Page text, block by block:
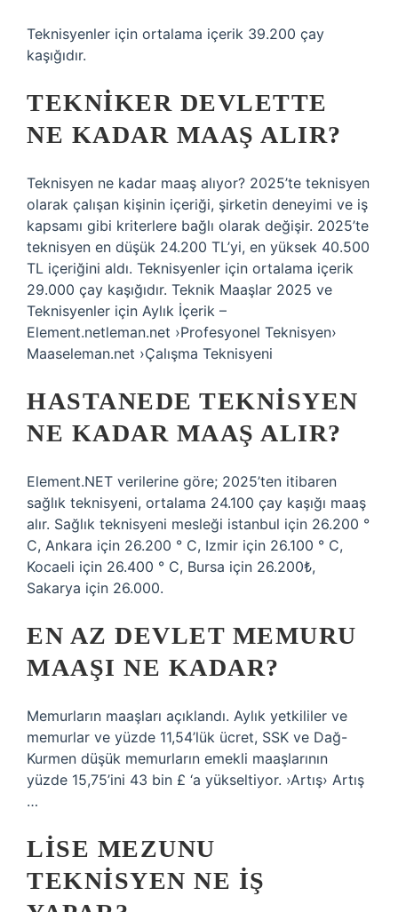
Teknisyenler için ortalama içerik 39.200 çay
kaşığıdır.
TEKNIKER DEVLETTE
NE KADAR MAAŞ ALIR?
Teknisyen ne kadar maaş alıyor? 2025’te teknisyen
olarak çalışan kişinin içeriği, şirketin deneyimi ve iş
kapsamı gibi kriterlere bağlı olarak değişir. 2025’te
teknisyen en düşük 24.200 TL’yi, en yüksek 40.500
TL içeriğini aldı. Teknisyenler için ortalama içerik
29.000 çay kaşığıdır. Teknik Maaşlar 2025 ve
Teknisyenler için Aylık İçerik –
Element.netleman.net ›Profesyonel Teknisyen›
Maaseleman.net ›Çalışma Teknisyeni
HASTANEDE TEKNISYEN
NE KADAR MAAŞ ALIR?
Element.NET verilerine göre; 2025’ten itibaren
sağlık teknisyeni, ortalama 24.100 çay kaşığı maaş
alır. Sağlık teknisyeni mesleği istanbul için 26.200 °
C, Ankara için 26.200 ° C, Izmir için 26.100 ° C,
Kocaeli için 26.400 ° C, Bursa için 26.200₺,
Sakarya için 26.000.
EN AZ DEVLET MEMURU
MAAŞI NE KADAR?
Memurların maaşları açıklandı. Aylık yetkililer ve
memurlar ve yüzde 11,54’lük ücret, SSK ve Dağ-
Kurmen düşük memurların emekli maaşlarının
yüzde 15,75’ini 43 bin £ ‘a yükseltiyor. ›Artış› Artış
…
LISE MEZUNU
TEKNISYEN NE IŞ